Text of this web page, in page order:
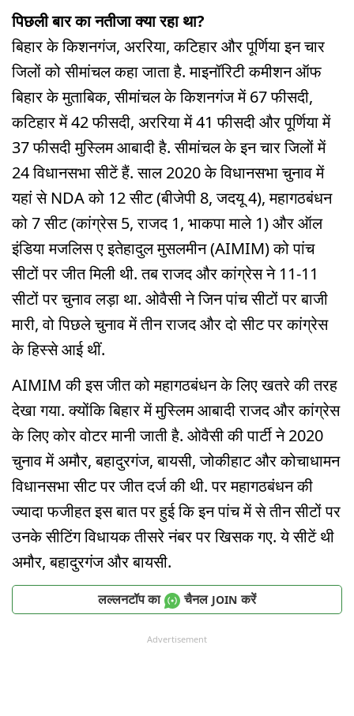
पिछली बार का नतीजा क्या रहा था?
बिहार के किशनगंज, अररिया, कटिहार और पूर्णिया इन चार
जिलों को सीमांचल कहा जाता है. माइनॉरिटी कमीशन ऑफ
बिहार के मुताबिक, सीमांचल के किशनगंज में 67 फीसदी,
कटिहार में 42 फीसदी, अररिया में 41 फीसदी और पूर्णिया में
37 फीसदी मुस्लिम आबादी है. सीमांचल के इन चार जिलों में
24 विधानसभा सीटें हैं. साल 2020 के विधानसभा चुनाव में
यहां से NDA को 12 सीट (बीजेपी 8, जदयू 4), महागठबंधन
को 7 सीट (कांग्रेस 5, राजद 1, भाकपा माले 1) और ऑल
इंडिया मजलिस ए इतेहादुल मुसलमीन (AIMIM) को पांच
सीटों पर जीत मिली थी. तब राजद और कांग्रेस ने 11-11
सीटों पर चुनाव लड़ा था. ओवैसी ने जिन पांच सीटों पर बाजी
मारी, वो पिछले चुनाव में तीन राजद और दो सीट पर कांग्रेस
के हिस्से आई थीं.
AIMIM की इस जीत को महागठबंधन के लिए खतरे की तरह
देखा गया. क्योंकि बिहार में मुस्लिम आबादी राजद और कांग्रेस
के लिए कोर वोटर मानी जाती है. ओवैसी की पार्टी ने 2020
चुनाव में अमौर, बहादुरगंज, बायसी, जोकीहाट और कोचाधामन
विधानसभा सीट पर जीत दर्ज की थी. पर महागठबंधन की
ज्यादा फजीहत इस बात पर हुई कि इन पांच में से तीन सीटों पर
उनके सीटिंग विधायक तीसरे नंबर पर खिसक गए. ये सीटें थी
अमौर, बहादुरगंज और बायसी.
लल्लनटॉप का चैनल JOIN करें
Advertisement